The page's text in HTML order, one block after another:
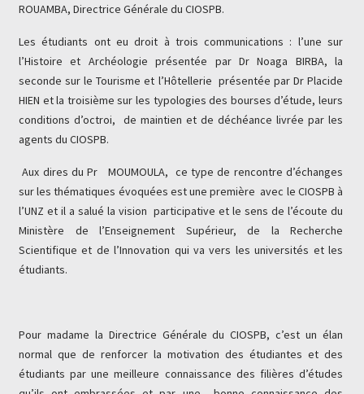
ROUAMBA, Directrice Générale du CIOSPB.
Les étudiants ont eu droit à trois communications : l’une sur
l’Histoire et Archéologie présentée par Dr Noaga BIRBA, la
seconde sur le Tourisme et l’Hôtellerie présentée par Dr Placide
HIEN et la troisième sur les typologies des bourses d’étude, leurs
conditions d’octroi, de maintien et de déchéance livrée par les
agents du CIOSPB.
Aux dires du Pr MOUMOULA, ce type de rencontre d’échanges
sur les thématiques évoquées est une première avec le CIOSPB à
l’UNZ et il a salué la vision participative et le sens de l’écoute du
Ministère de l’Enseignement Supérieur, de la Recherche
Scientifique et de l’Innovation qui va vers les universités et les
étudiants.
Pour madame la Directrice Générale du CIOSPB, c’est un élan
normal que de renforcer la motivation des étudiantes et des
étudiants par une meilleure connaissance des filières d’études